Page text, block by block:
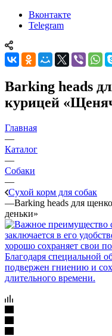
Вконтакте
Telegram
Barking heads
курицей
Главная
—
Каталог
—
Собаки
—
Сухой корм для собак
—Barking heads для
деньки»